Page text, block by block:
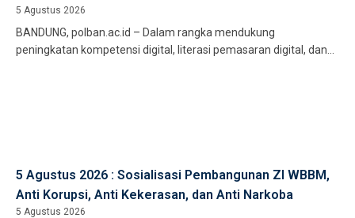
5 Agustus 2026
BANDUNG, polban.ac.id – Dalam rangka mendukung
peningkatan kompetensi digital, literasi pemasaran digital, dan
5 Agustus 2026 : Sosialisasi Pembangunan ZI WBBM,
Anti Korupsi, Anti Kekerasan, dan Anti Narkoba
5 Agustus 2026